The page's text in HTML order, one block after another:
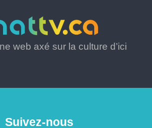
web axé sur la culture d’ici
Suivez-nous